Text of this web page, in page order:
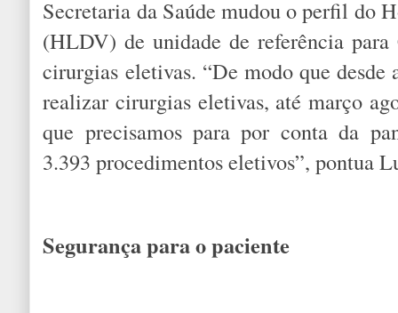
Secretaria da Saúde mudou o perfil do
(HLDV) de unidade de referência
cirurgias eletivas. “De modo que desde
realizar cirurgias eletivas, até março
que precisamos para por conta da
3.393 procedimentos eletivos”, pontua
Segurança para o paciente